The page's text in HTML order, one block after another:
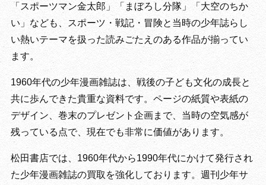
「スポーツマン金太郎」「まぼろし分隊」「大空のちか
い」なども、スポーツ・戦記・冒険と当時の少年誌らし
い熱いテーマを扱った読みごたえのある作品が揃ってい
ます。
1960年代の少年漫画雑誌は、戦後の子ども文化の成長と
共に歩んできた貴重な資料です。ページの紙質や表紙の
デザイン、巻末のプレゼント企画まで、当時の空気感が
残っている点で、現在でも非常に価値があります。
松田書店では、1960年代から1990年代にかけて発行され
た少年漫画雑誌の買取を強化しております。週刊少年サ